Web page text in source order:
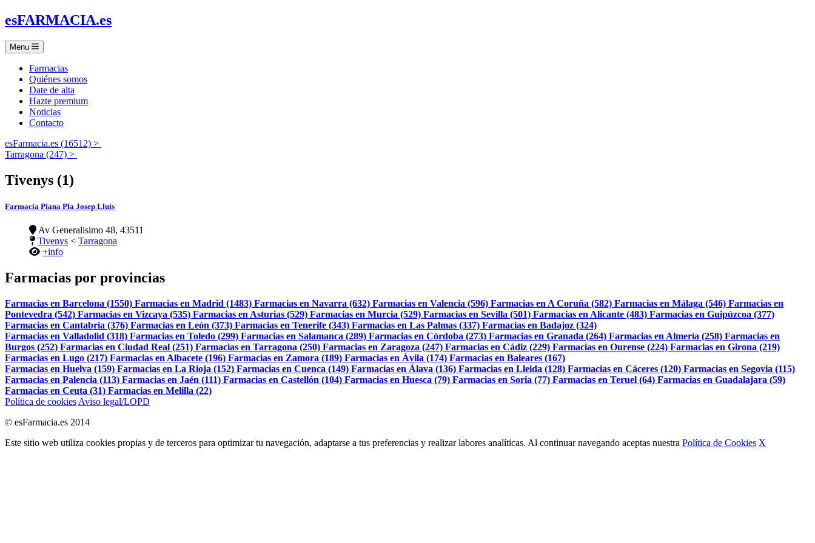
esFARMACIA.es
Menu
Farmacias
Quiénes somos
Date de alta
Hazte premium
Noticias
Contacto
esFarmacia.es (16512) >
Tarragona (247) >
Tivenys (1)
Farmacia Piana Pla Josep Lluis
Av Generalisimo 48, 43511
Tivenys < Tarragona
+info
Farmacias por provincias
Farmacias en Barcelona (1550) Farmacias en Madrid (1483) Farmacias en Navarra (632) Farmacias en Valencia (596) Farmacias en A Coruña (582) Farmacias en Málaga (546) Farmacias en
Pontevedra (542) Farmacias en Vizcaya (535) Farmacias en Asturias (529) Farmacias en Murcia (529) Farmacias en Sevilla (501) Farmacias en Alicante (483) Farmacias en Guipúzcoa (377)
Farmacias en Cantabria (376) Farmacias en León (373) Farmacias en Tenerife (343) Farmacias en Las Palmas (337) Farmacias en Badajoz (324)
Farmacias en Valladolid (318) Farmacias en Toledo (299) Farmacias en Salamanca (289) Farmacias en Córdoba (273) Farmacias en Granada (264) Farmacias en Almería (258) Farmacias en
Burgos (252) Farmacias en Ciudad Real (251) Farmacias en Tarragona (250) Farmacias en Zaragoza (247) Farmacias en Cádiz (229) Farmacias en Ourense (224) Farmacias en Girona (219)
Farmacias en Lugo (217) Farmacias en Albacete (196) Farmacias en Zamora (189) Farmacias en Ávila (174) Farmacias en Baleares (167)
Farmacias en Huelva (159) Farmacias en La Rioja (152) Farmacias en Cuenca (149) Farmacias en Álava (136) Farmacias en Lleida (128) Farmacias en Cáceres (120) Farmacias en Segovia (115)
Farmacias en Palencia (113) Farmacias en Jaén (111) Farmacias en Castellón (104) Farmacias en Huesca (79) Farmacias en Soria (77) Farmacias en Teruel (64) Farmacias en Guadalajara (59)
Farmacias en Ceuta (31) Farmacias en Melilla (22)
Política de cookies Aviso legal/LOPD
© esFarmacia.es 2014
Este sitio web utiliza cookies propias y de terceros para optimizar tu navegación, adaptarse a tus preferencias y realizar labores analíticas. Al continuar navegando aceptas nuestra Política de Cookies X